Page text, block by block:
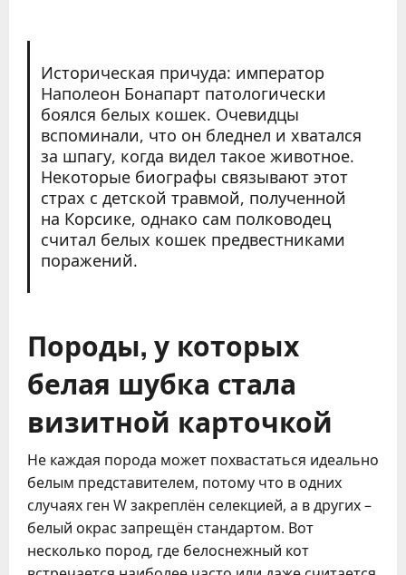
Историческая причуда: император
Наполеон Бонапарт патологически
боялся белых кошек. Очевидцы
вспоминали, что он бледнел и хватался
за шпагу, когда видел такое животное.
Некоторые биографы связывают этот
страх с детской травмой, полученной
на Корсике, однако сам полководец
считал белых кошек предвестниками
поражений.
Породы, у которых
белая шубка стала
визитной карточкой
Не каждая порода может похвастаться идеально
белым представителем, потому что в одних
случаях ген W закреплён селекцией, а в других –
белый окрас запрещён стандартом. Вот
несколько пород, где белоснежный кот